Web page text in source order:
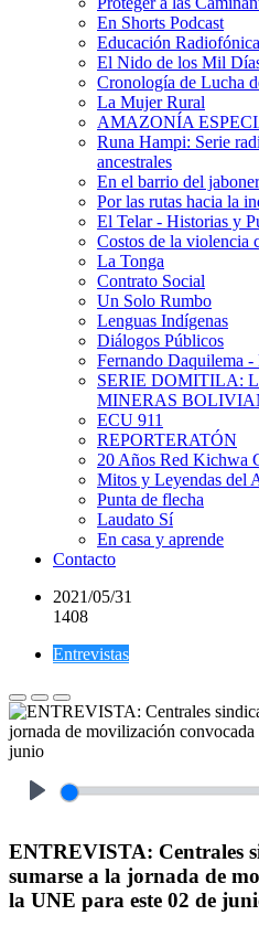
En Shorts Podcast
Educación
El Nido de los Mil
Cronología de Lucha
La Mujer Rural
AMAZONÍA
Runa Hampi: Serie
ancestrales
En el barrio del
Por las rutas hacia la
El Telar - Historias y
Costos de la violencia
La Tonga
Contrato Social
Un Solo Rumbo
Lenguas Indígenas
Diálogos Públicos
Fernando Daquilema
SERIE DOMITILA:
MINERAS
ECU 911
REPORTERATÓN
20 Años Red Kichwa
Mitos y Leyendas del
Punta de flecha
Laudato Sí
En casa y aprende
Contacto
2021/05/31
1408
Entrevistas
ENTREVISTA: Centrales
sumarse a la jornada de
la UNE para este 02 de